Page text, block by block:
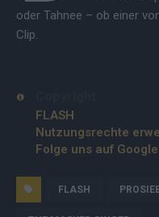
oder Tahnee – ob einer
Clip.
FLASH
Nutzungsrechte
Folge uns auf
FLASH